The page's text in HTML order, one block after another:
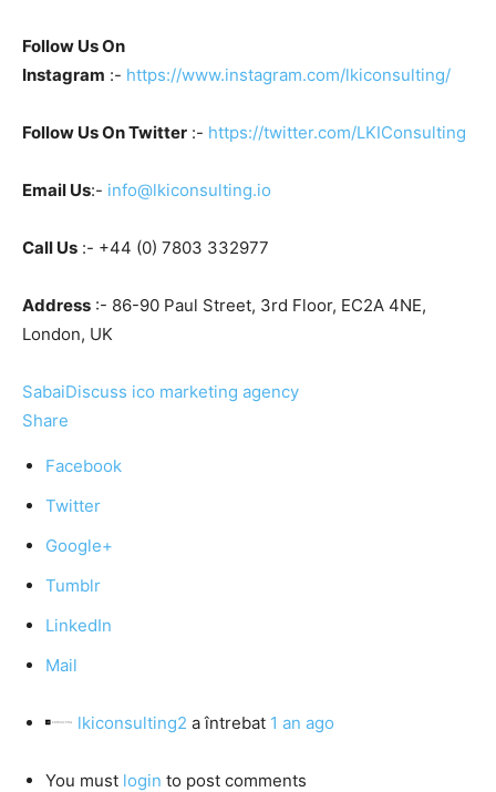
Follow Us On
Instagram :- https://www.instagram.com/lkiconsulting/
Follow Us On Twitter :- https://twitter.com/LKIConsulting
Email Us:- info@lkiconsulting.io
Call Us :- +44 (0) 7803 332977
Address :- 86-90 Paul Street, 3rd Floor, EC2A 4NE,
London, UK
SabaiDiscuss ico marketing agency
Share
Facebook
Twitter
Google+
Tumblr
LinkedIn
Mail
lkiconsulting2 a întrebat 1 an ago
You must login to post comments